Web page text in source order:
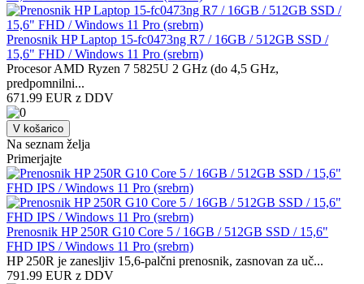
Prenosnik HP Laptop 15-fc0473ng R7 / 16GB / 512GB SSD /
15,6" FHD / Windows 11 Pro (srebrn)
Procesor AMD Ryzen 7 5825U 2 GHz (do 4,5 GHz,
predpomnilni...
671.99 EUR z DDV
V košarico
Na seznam želja
Primerjajte
Prenosnik HP 250R G10 Core 5 / 16GB / 512GB SSD / 15,6"
FHD IPS / Windows 11 Pro (srebrn)
HP 250R je zanesljiv 15,6-palčni prenosnik, zasnovan za uč...
791.99 EUR z DDV